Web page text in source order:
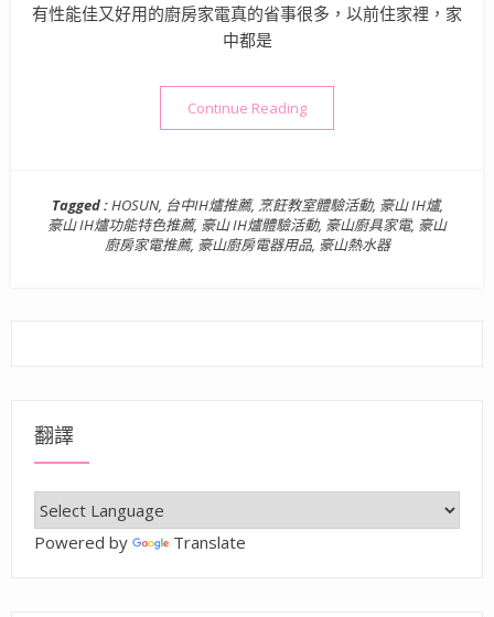
有性能佳又好用的廚房家電真的省事很多，以前住家裡，家
中都是
Continue Reading“廚具家電體驗活動》
Tagged :HOSUN, 台中IH爐推薦, 烹飪教室體驗活動, 豪山 IH爐,
豪山 IH爐功能特色推薦, 豪山 IH爐體驗活動, 豪山廚具家電, 豪山
廚房家電推薦, 豪山廚房電器用品, 豪山熱水器
翻譯
Powered by Translate